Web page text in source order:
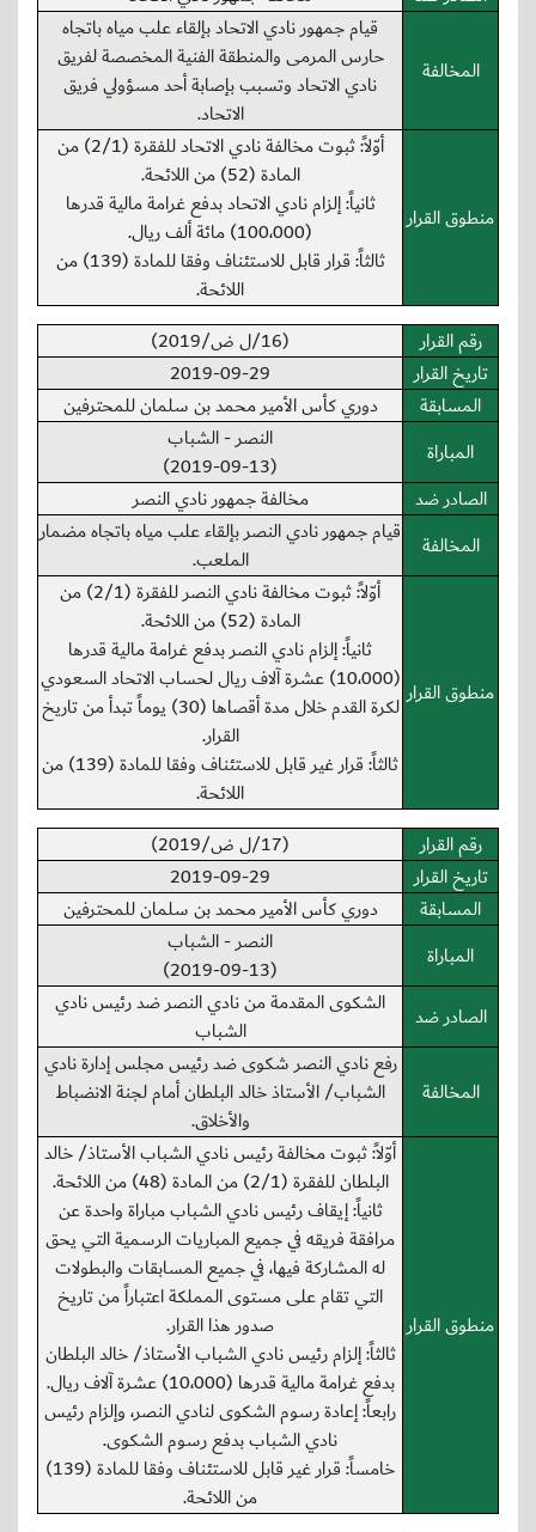
المخالفة
قيام جمهور نادي الاتحاد بإلقاء علب مياه باتجاه
حارس المرمى والمنطقة الفنية المخصصة لفريق
نادي الاتحاد وتسبب بإصابة أحد مسؤولي فريق
الاتحاد.
منطوق القرار
أوّلاً: ثبوت مخالفة نادي الاتحاد للفقرة (2/1) من
المادة (52) من اللائحة.
ثانياً: إلزام نادي الاتحاد بدفع غرامة مالية قدرها
(100،000) مائة ألف ريال.
ثالثاً: قرار قابل للاستئناف وفقا للمادة (139) من
اللائحة.
رقم القرار
(16/ل ض/2019)
تاريخ القرار
2019-09-29
المسابقة
دوري كأس الأمير محمد بن سلمان للمحترفين
المباراة
النصر - الشباب
(2019-09-13)
الصادر ضد
مخالفة جمهور نادي النصر
المخالفة
قيام جمهور نادي النصر بإلقاء علب مياه باتجاه مضمار
الملعب.
منطوق القرار
أوّلاً: ثبوت مخالفة نادي النصر للفقرة (2/1) من
المادة (52) من اللائحة.
ثانياً: إلزام نادي النصر بدفع غرامة مالية قدرها
(10،000) عشرة آلاف ريال لحساب الاتحاد السعودي
لكرة القدم خلال مدة أقصاها (30) يوماً تبدأ من تاريخ
القرار.
ثالثاً: قرار غير قابل للاستئناف وفقا للمادة (139) من
اللائحة.
رقم القرار
(17/ل ض/2019)
تاريخ القرار
2019-09-29
المسابقة
دوري كأس الأمير محمد بن سلمان للمحترفين
المباراة
النصر - الشباب
(2019-09-13)
الصادر ضد
الشكوى المقدمة من نادي النصر ضد رئيس نادي
الشباب
المخالفة
رفع نادي النصر شكوى ضد رئيس مجلس إدارة نادي
الشباب/ الأستاذ خالد البلطان أمام لجنة الانضباط
والأخلاق.
منطوق القرار
أوّلاً: ثبوت مخالفة رئيس نادي الشباب الأستاذ/ خالد
البلطان للفقرة (2/1) من المادة (48) من اللائحة.
ثانياً: إيقاف رئيس نادي الشباب مباراة واحدة عن
مرافقة فريقه في جميع المباريات الرسمية التي يحق
له المشاركة فيها، في جميع المسابقات والبطولات
التي تقام على مستوى المملكة اعتباراً من تاريخ
صدور هذا القرار.
ثالثاً: إلزام رئيس نادي الشباب الأستاذ/ خالد البلطان
بدفع غرامة مالية قدرها (10،000) عشرة آلاف ريال.
رابعاً: إعادة رسوم الشكوى لنادي النصر، وإلزام رئيس
نادي الشباب بدفع رسوم الشكوى.
خامساً: قرار غير قابل للاستئناف وفقا للمادة (139)
من اللائحة.